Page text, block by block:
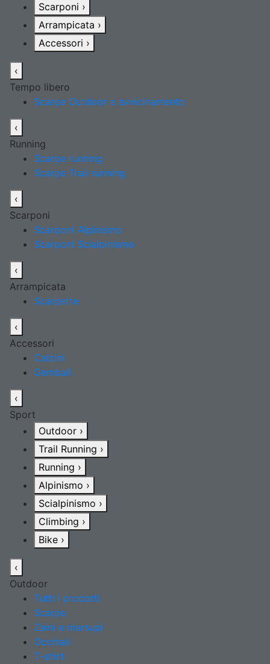
Scarponi ›
Arrampicata ›
Accessori ›
‹
Tempo libero
Scarpe Outdoor e avvicinamento
‹
Running
Scarpe running
Scarpe Trail running
‹
Scarponi
Scarponi Alpinismo
Scarponi Scialpinismo
‹
Arrampicata
Scarpette
‹
Accessori
Calzini
Gambali
‹
Sport
Outdoor ›
Trail Running ›
Running ›
Alpinismo ›
Scialpinismo ›
Climbing ›
Bike ›
‹
Outdoor
Tutti i prodotti
Scarpe
Zaini e marsupi
Occhiali
T-shirt